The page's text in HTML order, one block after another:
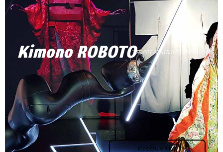
DECOUVREZ
Kimono ROBOTOROBOT CONTROLED IN REAL-TIME